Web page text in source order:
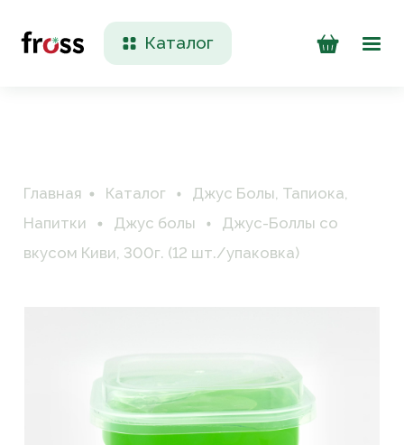
Каталог
Главная Каталог
Джус Болы, Тапиока,
Напитки
Джус болы
Джус-Боллы со
вкусом Киви, 300г. (12 шт./упаковка)